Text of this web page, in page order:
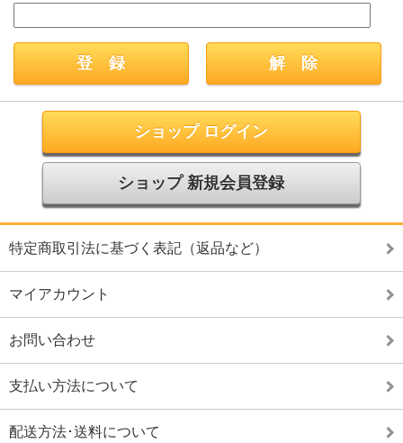
ショップ ログイン
ショップ 新規会員登録
特定商取引法に基づく表記（返品など）
マイアカウント
お問い合わせ
支払い方法について
配送方法･送料について